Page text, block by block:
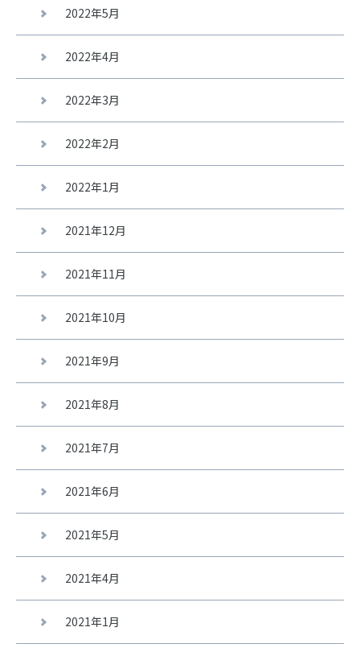
2022年5月
2022年4月
2022年3月
2022年2月
2022年1月
2021年12月
2021年11月
2021年10月
2021年9月
2021年8月
2021年7月
2021年6月
2021年5月
2021年4月
2021年1月